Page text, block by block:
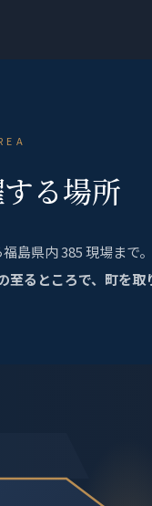
る場所
島県内 385 現場まで
至るところで、町を取